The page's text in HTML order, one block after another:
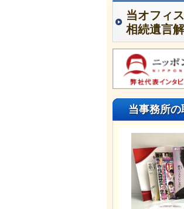
当オフィ
相続遺言
当事務所